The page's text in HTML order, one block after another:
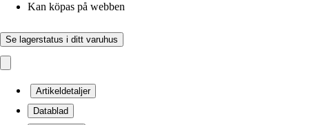
Kan köpas på webben
Se lagerstatus i ditt varuhus
Artikeldetaljer
Datablad